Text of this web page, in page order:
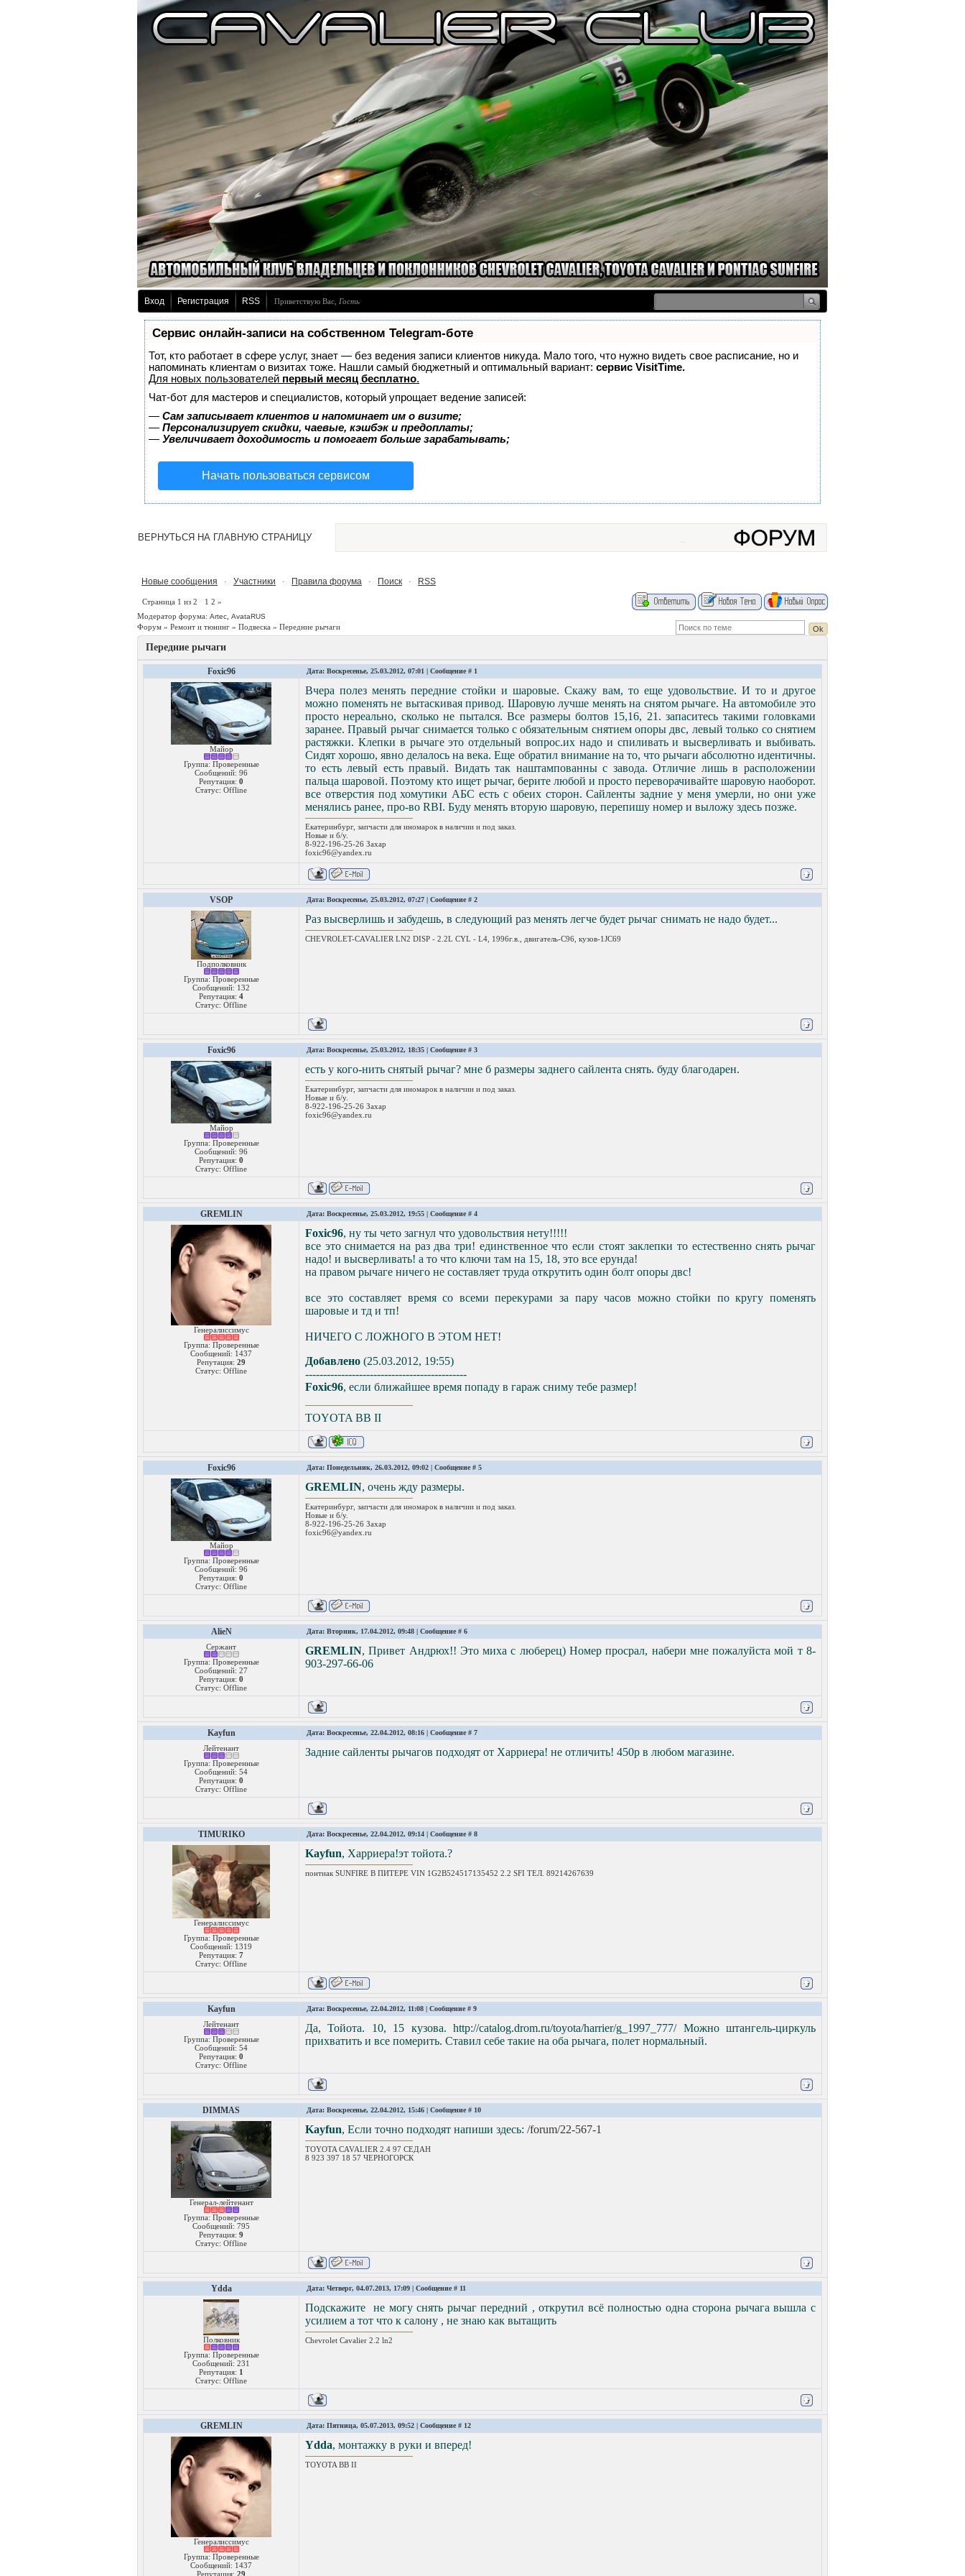
Вход Регистрация RSS Приветствую Вас Гость
Сервис онлайн-записи на собственном Telegram-боте
Тот, кто работает в сфере услуг, знает — без ведения записи клиентов никуда. Мало того, что нужно видеть свое расписание, но и
напоминать клиентам о визитах тоже. Нашли самый бюджетный и оптимальный вариант: сервис VisitTime.
Для новых пользователей первый месяц бесплатно.
Чат-бот для мастеров и специалистов, который упрощает ведение записей:
— Сам записывает клиентов и напоминает им о визите;
— Персонализирует скидки, чаевые, кэшбэк и предоплаты;
— Увеличивает доходимость и помогает больше зарабатывать;
Начать пользоваться сервисом
ВЕРНУТЬСЯ НА ГЛАВНУЮ СТРАНИЦУ
Новые сообщения · Участники · Правила форума · Поиск · RSS
Страница 1 из 2 1 2 »
Модератор форума: Artec AvataRUS
Форум » Ремонт и тюнинг » Подвеска » Передние рычаги
Передние рычаги
Foxic96 Дата: Воскресенье, 25.03.2012, 07:01 | Сообщение # 1
Майор
Группа: Проверенные
Сообщений: 96
Репутация: 0
Статус: Offline
Вчера полез менять передние стойки и шаровые. Скажу вам, то еще удовольствие. И то и другое
можно поменять не вытаскивая привод. Шаровую лучше менять на снятом рычаге. На автомобиле это
просто нереально, сколько не пытался. Все размеры болтов 15,16, 21. запаситесь такими головками
заранее. Правый рычаг снимается только с обязательным снятием опоры двс, левый только со снятием
растяжки. Клепки в рычаге это отдельный вопрос.их надо и спиливать и высверливать и выбивать.
Сидят хорошо, явно делалось на века. Еще обратил внимание на то, что рычаги абсолютно идентичны.
то есть левый есть правый. Видать так наштампованны с завода. Отличие лишь в расположении
пальца шаровой. Поэтому кто ищет рычаг, берите любой и просто переворачивайте шаровую наоборот.
все отверстия под хомутики АБС есть с обеих сторон. Сайленты задние у меня умерли, но они уже
менялись ранее, про-во RBI. Буду менять вторую шаровую, перепишу номер и выложу здесь позже.
Екатеринбург, запчасти для иномарок в наличии и под заказ.
Новые и б/у.
8-922-196-25-26 Захар
foxic96@yandex.ru
VSOP Дата: Воскресенье, 25.03.2012, 07:27 | Сообщение # 2
Подполковник
Группа: Проверенные
Сообщений: 132
Репутация: 4
Статус: Offline
Раз высверлишь и забудешь, в следующий раз менять легче будет рычаг снимать не надо будет...
CHEVROLET-CAVALIER LN2 DISP - 2.2L CYL - L4, 1996г.в., двигатель-C96, кузов-1JC69
Foxic96 Дата: Воскресенье, 25.03.2012, 18:35 | Сообщение # 3
Майор
Группа: Проверенные
Сообщений: 96
Репутация: 0
Статус: Offline
есть у кого-нить снятый рычаг? мне б размеры заднего сайлента снять. буду благодарен.
Екатеринбург, запчасти для иномарок в наличии и под заказ.
Новые и б/у.
8-922-196-25-26 Захар
foxic96@yandex.ru
GREMLIN Дата: Воскресенье, 25.03.2012, 19:55 | Сообщение # 4
Генералиссимус
Группа: Проверенные
Сообщений: 1437
Репутация: 29
Статус: Offline
Foxic96, ну ты чето загнул что удовольствия нету!!!!!
все это снимается на раз два три! единственное что если стоят заклепки то естественно снять рычаг
надо! и высверливать! а то что ключи там на 15, 18, это все ерунда!
на правом рычаге ничего не составляет труда открутить один болт опоры двс!
все это составляет время со всеми перекурами за пару часов можно стойки по кругу поменять
шаровые и тд и тп!
НИЧЕГО С ЛОЖНОГО В ЭТОМ НЕТ!
Добавлено (25.03.2012, 19:55)
---------------------------------------------
Foxic96, если ближайшее время попаду в гараж сниму тебе размер!
TOYOTA ВВ II
Foxic96 Дата: Понедельник, 26.03.2012, 09:02 | Сообщение # 5
Майор
Группа: Проверенные
Сообщений: 96
Репутация: 0
Статус: Offline
GREMLIN, очень жду размеры.
Екатеринбург, запчасти для иномарок в наличии и под заказ.
Новые и б/у.
8-922-196-25-26 Захар
foxic96@yandex.ru
AlieN Дата: Вторник, 17.04.2012, 09:48 | Сообщение # 6
Сержант
Группа: Проверенные
Сообщений: 27
Репутация: 0
Статус: Offline
GREMLIN, Привет Андрюх!! Это миха с люберец) Номер просрал, набери мне пожалуйста мой т 8-
903-297-66-06
Kayfun Дата: Воскресенье, 22.04.2012, 08:16 | Сообщение # 7
Лейтенант
Группа: Проверенные
Сообщений: 54
Репутация: 0
Статус: Offline
Задние сайленты рычагов подходят от Харриера! не отличить! 450р в любом магазине.
TIMURIKO Дата: Воскресенье, 22.04.2012, 09:14 | Сообщение # 8
Генералиссимус
Группа: Проверенные
Сообщений: 1319
Репутация: 7
Статус: Offline
Kayfun, Харриера!эт тойота.?
понтиак SUNFIRE В ПИТЕРЕ VIN 1G2B524517135452 2.2 SFI ТЕЛ. 89214267639
Kayfun Дата: Воскресенье, 22.04.2012, 11:08 | Сообщение # 9
Лейтенант
Группа: Проверенные
Сообщений: 54
Репутация: 0
Статус: Offline
Да, Тойота. 10, 15 кузова. http://catalog.drom.ru/toyota/harrier/g_1997_777/ Можно штангель-циркуль
прихватить и все померить. Ставил себе такие на оба рычага, полет нормальный.
DIMMAS Дата: Воскресенье, 22.04.2012, 15:46 | Сообщение # 10
Генерал-лейтенант
Группа: Проверенные
Сообщений: 795
Репутация: 9
Статус: Offline
Kayfun, Если точно подходят напиши здесь: /forum/22-567-1
TOYOTA CAVALIER 2.4 97 СЕДАН
8 923 397 18 57 ЧЕРНОГОРСК
Ydda Дата: Четверг, 04.07.2013, 17:09 | Сообщение # 11
Полковник
Группа: Проверенные
Сообщений: 231
Репутация: 1
Статус: Offline
Подскажите не могу снять рычаг передний , открутил всё полностью одна сторона рычага вышла с
усилием а тот что к салону , не знаю как вытащить
Chevrolet Cavalier 2.2 ln2
GREMLIN Дата: Пятница, 05.07.2013, 09:52 | Сообщение # 12
Генералиссимус
Группа: Проверенные
Сообщений: 1437
Репутация: 29
Ydda, монтажку в руки и вперед!
TOYOTA ВВ II